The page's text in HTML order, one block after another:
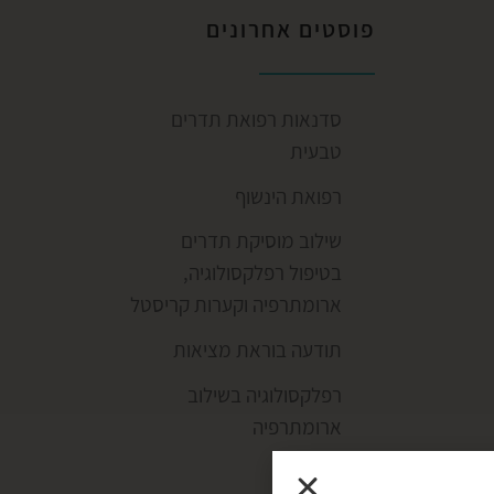
פוסטים אחרונים
סדנאות רפואת תדרים
טבעית
רפואת הינשוף
שילוב מוסיקת תדרים
בטיפול רפלקסולוגיה,
ארומתרפיה וקערות קריסטל
תודעה בוראת מציאות
רפלקסולוגיה בשילוב
ארומתרפיה